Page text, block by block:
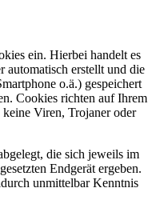
ein. Hierbei handelt es
automatisch erstellt und die
o.ä.) gespeichert
Cookies richten auf Ihrem
keine Viren, Trojaner oder
die sich jeweils im
Endgerät ergeben.
unmittelbar Kenntnis